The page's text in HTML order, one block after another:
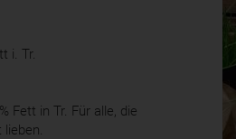
i. Tr.
Fett in Tr. Für alle, die